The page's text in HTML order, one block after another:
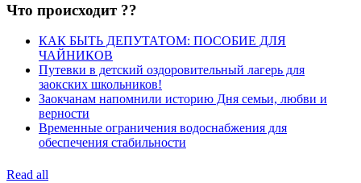
Что происходит ??
КАК БЫТЬ ДЕПУТАТОМ: ПОСОБИЕ ДЛЯ
ЧАЙНИКОВ
Путевки в детский оздоровительный лагерь для
заокских школьников!
Заокчанам напомнили историю Дня семьи, любви и
верности
Временные ограничения водоснабжения для
обеспечения стабильности
Read all